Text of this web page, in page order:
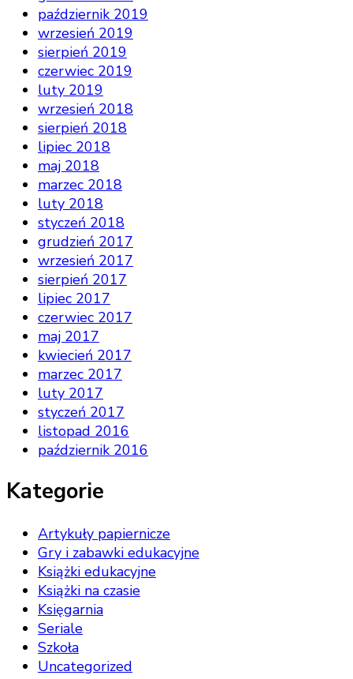
październik 2019
wrzesień 2019
sierpień 2019
czerwiec 2019
luty 2019
wrzesień 2018
sierpień 2018
lipiec 2018
maj 2018
marzec 2018
luty 2018
styczeń 2018
grudzień 2017
wrzesień 2017
sierpień 2017
lipiec 2017
czerwiec 2017
maj 2017
kwiecień 2017
marzec 2017
luty 2017
styczeń 2017
listopad 2016
październik 2016
Kategorie
Artykuły papiernicze
Gry i zabawki edukacyjne
Książki edukacyjne
Książki na czasie
Księgarnia
Seriale
Szkoła
Uncategorized